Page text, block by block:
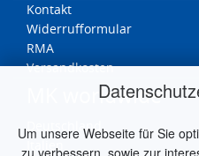
Um unsere Webseite für Sie
zu verbessern, sowie zur
Kontakt
Widerrufformular
RMA
Versandkosten
MK worldwide
Deutschland
Italien